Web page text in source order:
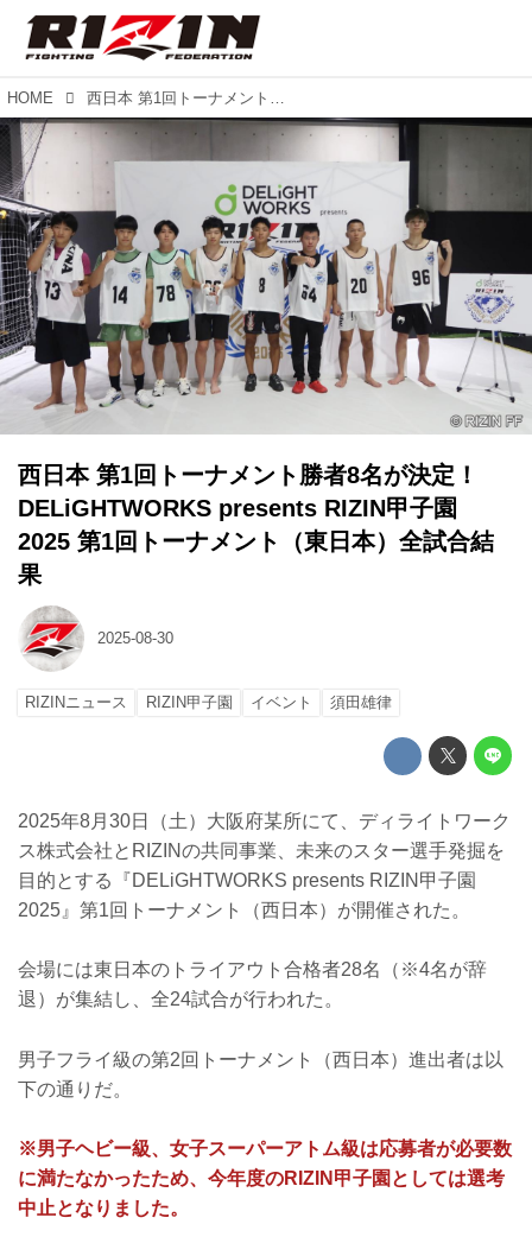
HOME 西日本 第1回トーナメント勝者8名が決定！DELiGHTWORKS presents RIZIN甲子園 2025 第1回トーナメント（東日本）全試合結果
西日本 第1回トーナメント勝者8名が決定！
DELiGHTWORKS presents RIZIN甲子園
2025 第1回トーナメント（東日本）全試合結
果
2025-08-30
RIZINニュース RIZIN甲子園 イベント 須田雄律
2025年8月30日（土）大阪府某所にて、ディライトワーク
ス株式会社とRIZINの共同事業、未来のスター選手発掘を
目的とする『DELiGHTWORKS presents RIZIN甲子園
2025』第1回トーナメント（西日本）が開催された。
会場には東日本のトライアウト合格者28名（※4名が辞
退）が集結し、全24試合が行われた。
男子フライ級の第2回トーナメント（西日本）進出者は以
下の通りだ。
※男⼦ヘビー級、⼥⼦スーパーアトム級は応募者が必要数
に満たなかったため、今年度のRIZIN甲⼦園としては選考
中⽌となりました。